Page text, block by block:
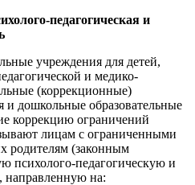
педагогическая и
учреждения для детей,
и медико-
(коррекционные)
и дошкольные образовательные
коррекцию ограничений
лицам с ограниченными
родителям (законным
психолого-педагогическую и
на: